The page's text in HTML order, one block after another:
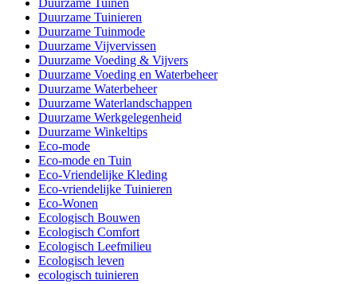
Duurzame Tuinen
Duurzame Tuinieren
Duurzame Tuinmode
Duurzame Vijvervissen
Duurzame Voeding & Vijvers
Duurzame Voeding en Waterbeheer
Duurzame Waterbeheer
Duurzame Waterlandschappen
Duurzame Werkgelegenheid
Duurzame Winkeltips
Eco-mode
Eco-mode en Tuin
Eco-Vriendelijke Kleding
Eco-vriendelijke Tuinieren
Eco-Wonen
Ecologisch Bouwen
Ecologisch Comfort
Ecologisch Leefmilieu
Ecologisch leven
ecologisch tuinieren